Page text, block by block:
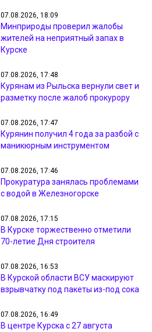
07.08.2026, 18:09
Минприроды проверил жалобы
жителей на неприятный запах в
Курске
07.08.2026, 17:48
Курянам из Рыльска вернули свет и
разметку после жалоб прокурору
07.08.2026, 17:47
Курянин получил 4 года за разбой с
маникюрным инструментом
07.08.2026, 17:46
Прокуратура занялась проблемами
с водой в Железногорске
07.08.2026, 17:15
В Курске торжественно отметили
70-летие Дня строителя
07.08.2026, 16:53
В Курской области ВСУ маскируют
взрывчатку под пакеты из-под сока
07.08.2026, 16:49
В центре Курска с 27 августа